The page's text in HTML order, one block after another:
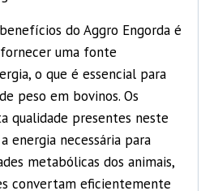
do Aggro Engorda é
uma fonte
o que é essencial para
peso em bovinos. Os
qualidade presentes neste
energia necessária para
metabólicas dos animais,
convertam eficientemente